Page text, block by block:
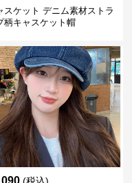
スケット デニム素材ストラ
柄キャスケット帽